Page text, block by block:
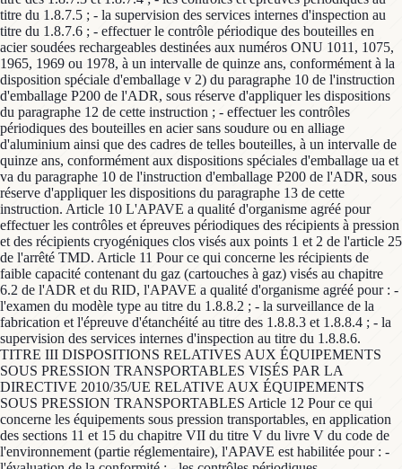
titre du 1.8.7.5 ; - la supervision des services internes d'inspection au
titre du 1.8.7.6 ; - effectuer le contrôle périodique des bouteilles en
acier soudées rechargeables destinées aux numéros ONU 1011, 1075,
1965, 1969 ou 1978, à un intervalle de quinze ans, conformément à la
disposition spéciale d'emballage v 2) du paragraphe 10 de l'instruction
d'emballage P200 de l'ADR, sous réserve d'appliquer les dispositions
du paragraphe 12 de cette instruction ; - effectuer les contrôles
périodiques des bouteilles en acier sans soudure ou en alliage
d'aluminium ainsi que des cadres de telles bouteilles, à un intervalle de
quinze ans, conformément aux dispositions spéciales d'emballage ua et
va du paragraphe 10 de l'instruction d'emballage P200 de l'ADR, sous
réserve d'appliquer les dispositions du paragraphe 13 de cette
instruction. Article 10 L'APAVE a qualité d'organisme agréé pour
effectuer les contrôles et épreuves périodiques des récipients à pression
et des récipients cryogéniques clos visés aux points 1 et 2 de l'article 25
de l'arrêté TMD. Article 11 Pour ce qui concerne les récipients de
faible capacité contenant du gaz (cartouches à gaz) visés au chapitre
6.2 de l'ADR et du RID, l'APAVE a qualité d'organisme agréé pour : -
l'examen du modèle type au titre du 1.8.8.2 ; - la surveillance de la
fabrication et l'épreuve d'étanchéité au titre des 1.8.8.3 et 1.8.8.4 ; - la
supervision des services internes d'inspection au titre du 1.8.8.6.
TITRE III DISPOSITIONS RELATIVES AUX ÉQUIPEMENTS
SOUS PRESSION TRANSPORTABLES VISÉS PAR LA
DIRECTIVE 2010/35/UE RELATIVE AUX ÉQUIPEMENTS
SOUS PRESSION TRANSPORTABLES Article 12 Pour ce qui
concerne les équipements sous pression transportables, en application
des sections 11 et 15 du chapitre VII du titre V du livre V du code de
l'environnement (partie réglementaire), l'APAVE est habilitée pour : -